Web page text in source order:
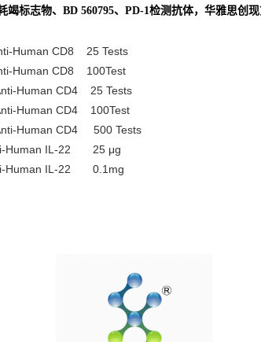
标志物、BD 560795、PD-1检测抗体，华雅思创
Human CD8 25 Tests
Human CD8 100Test
Human CD4 25 Tests
Human CD4 100Test
Human CD4 500 Tests
Human IL-22 25 μg
Human IL-22 0.1mg